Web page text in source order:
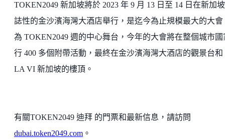
TOKEN2049 新加坡將於 2023 年 9 月 13 日至 14 日在新加
誌性的金沙濱海灣大酒店舉行，是迄今為止規模最大的大會
為 TOKEN2049 週的中心舞台，今年的大會將在整個城市國
行 400 多個附帶活動，最終在金沙濱海灣大酒店的觀景台和
LA VI 新加坡的樓頂。
有關TOKEN2049 迪拜 的門票和最新信息，請訪問
dubai.token2049.com 。